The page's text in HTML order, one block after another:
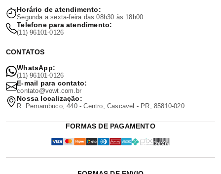
Horário de atendimento:
Segunda a sexta-feira das 08h30 às 18h00
Telefone para atendimento:
(11) 96101-0126
CONTATOS
WhatsApp:
(11) 96101-0126
E-mail para contato:
contato@vowt.com.br
Nossa localização:
R. Pernambuco, 440 - Centro, Cascavel - PR, 85810-020
FORMAS DE PAGAMENTO